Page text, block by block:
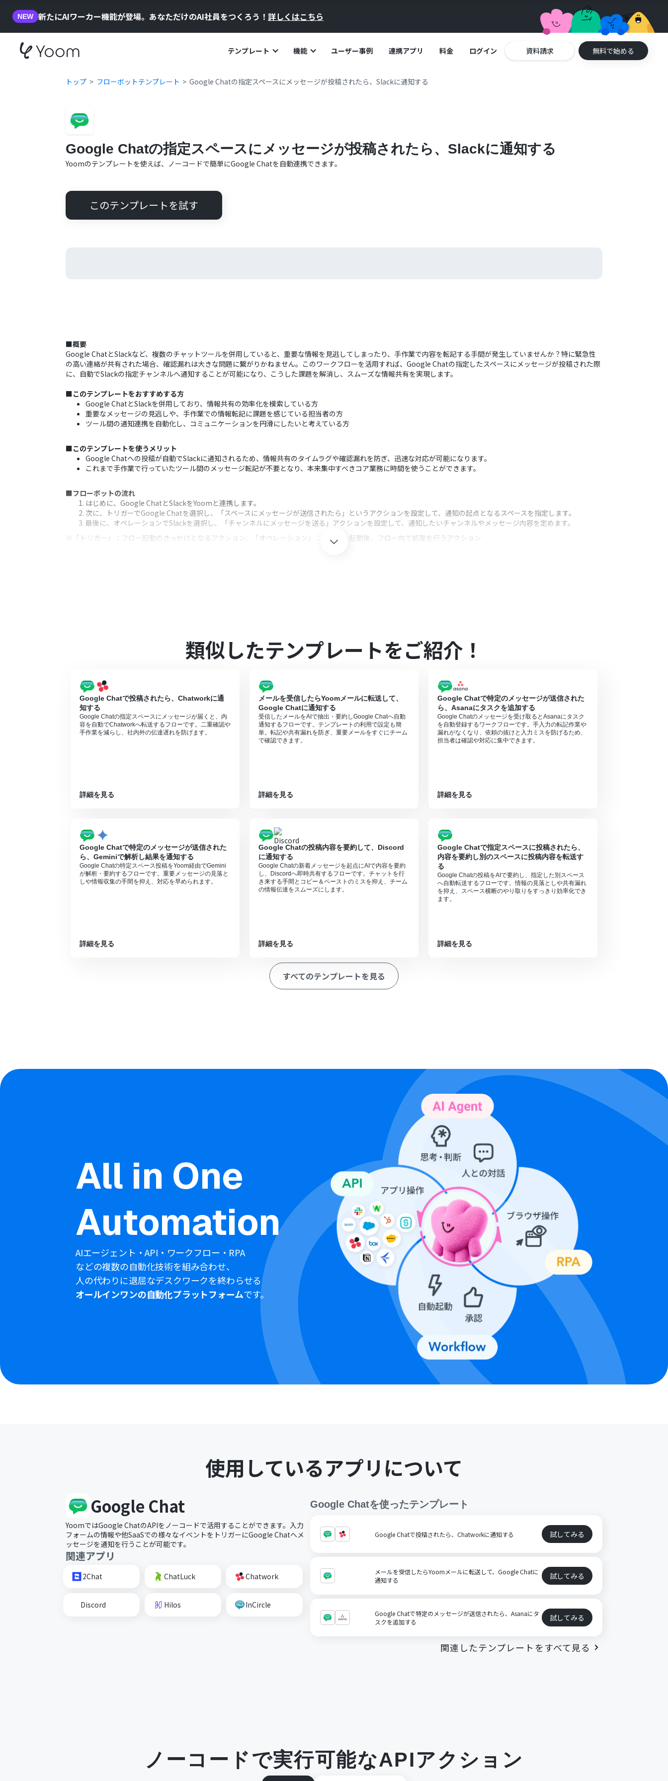
NEW 新たにAIワーカー機能が登場。あなただけのAI社員をつくろう！ 詳しくはこちら
テンプレート 機能 ユーザー事例 連携アプリ 料金 ログイン 資料請求 無料で始める
トップ フローボットテンプレート Google Chatの指定スペースにメッセージが投稿されたら、Slackに通知する
Google Chatの指定スペースにメッセージが投稿されたら、Slackに通知する
Yoomのテンプレートを使えば、ノーコードで簡単にGoogle Chatを自動連携できます。
このテンプレートを試す
■概要
Google ChatとSlackなど、複数のチャットツールを併用していると、重要な情報を見逃してしまったり、手作業で内容を転記する手間が発生していませんか？特に緊急性
の高い連絡が共有された場合、確認漏れは大きな問題に繋がりかねません。このワークフローを活用すれば、Google Chatの指定したスペースにメッセージが投稿された際
に、自動でSlackの指定チャンネルへ通知することが可能になり、こうした課題を解消し、スムーズな情報共有を実現します。
■このテンプレートをおすすめする方
Google ChatとSlackを併用しており、情報共有の効率化を模索している方
重要なメッセージの見逃しや、手作業での情報転記に課題を感じている担当者の方
ツール間の通知連携を自動化し、コミュニケーションを円滑にしたいと考えている方
■このテンプレートを使うメリット
Google Chatへの投稿が自動でSlackに通知されるため、情報共有のタイムラグや確認漏れを防ぎ、迅速な対応が可能になります。
これまで手作業で行っていたツール間のメッセージ転記が不要となり、本来集中すべきコア業務に時間を使うことができます。
■フローボットの流れ
はじめに、Google ChatとSlackをYoomと連携します。
次に、トリガーでGoogle Chatを選択し、「スペースにメッセージが送信されたら」というアクションを設定して、通知の起点となるスペースを指定します。
最後に、オペレーションでSlackを選択し、「チャンネルにメッセージを送る」アクションを設定して、通知したいチャンネルやメッセージ内容を定めます。
※「トリガー」：フロー起動のきっかけとなるアクション、「オペレーション」：トリガー起動後、フロー内で処理を行うアクション
プランによって最短の起動間隔が異なりますので、ご注意ください。
Google Chatとの連携はGoogle Workspaceの場合のみ可能です。詳細は「 Google Chatでスペースにメッセージを送る方法」を参照ください。
類似したテンプレートをご紹介！
Google Chatで投稿されたら、Chatworkに通
知する
Google Chatの指定スペースにメッセージが届くと、内
容を自動でChatworkへ転送するフローです。二重確認や
手作業を減らし、社内外の伝達遅れを防げます。
詳細を見る
メールを受信したらYoomメールに転送して、
Google Chatに通知する
受信したメールをAIで抽出・要約しGoogle Chatへ自動
通知するフローです。テンプレートの利用で設定も簡
単。転記や共有漏れを防ぎ、重要メールをすぐにチーム
で確認できます。
詳細を見る
Google Chatで特定のメッセージが送信された
ら、Asanaにタスクを追加する
Google Chatのメッセージを受け取るとAsanaにタスク
を自動登録するワークフローです。手入力の転記作業や
漏れがなくなり、依頼の抜けと入力ミスを防げるため、
担当者は確認や対応に集中できます。
詳細を見る
Google Chatで特定のメッセージが送信された
ら、Geminiで解析し結果を通知する
Google Chatの特定スペース投稿をYoom経由でGemini
が解析・要約するフローです。重要メッセージの見落と
しや情報収集の手間を抑え、対応を早められます。
詳細を見る
Google Chatの投稿内容を要約して、Discord
に通知する
Google Chatの新着メッセージを起点にAIで内容を要約
し、Discordへ即時共有するフローです。チャットを行
き来する手間とコピー＆ペーストのミスを抑え、チーム
の情報伝達をスムーズにします。
詳細を見る
Google Chatで指定スペースに投稿されたら、
内容を要約し別のスペースに投稿内容を転送す
る
Google Chatの投稿をAIで要約し、指定した別スペース
へ自動転送するフローです。情報の見落としや共有漏れ
を抑え、スペース横断のやり取りをすっきり効率化でき
ます。
詳細を見る
すべてのテンプレートを見る
All in One
Automation
AIエージェント・API・ワークフロー・RPA
などの複数の自動化技術を組み合わせ、
人の代わりに退屈なデスクワークを終わらせる
オールインワンの自動化プラットフォームです。
使用しているアプリについて
Google Chat
YoomではGoogle ChatのAPIをノーコードで活用することができます。入力
フォームの情報や他SaaSでの様々なイベントをトリガーにGoogle Chatへメ
ッセージを通知を行うことが可能です。
関連アプリ
2Chat ChatLuck Chatwork
Discord Hilos InCircle
Google Chatを使ったテンプレート
Google Chatで投稿されたら、Chatworkに通知する 試してみる
メールを受信したらYoomメールに転送して、Google Chatに
通知する
試してみる
Google Chatで特定のメッセージが送信されたら、Asanaにタ
スクを追加する
試してみる
関連したテンプレートをすべて見る
ノーコードで実行可能なAPIアクション